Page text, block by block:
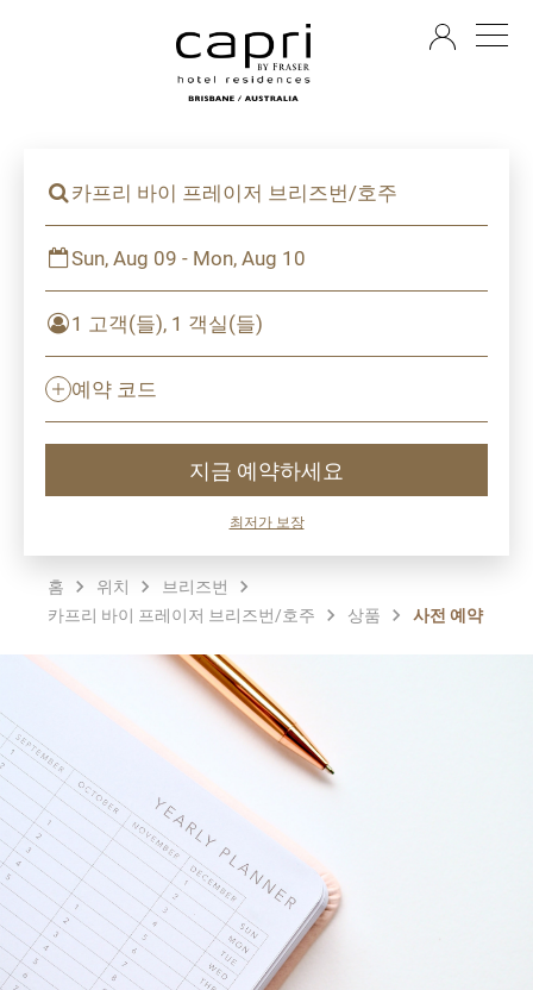
카프리 바이 프레이저 브리즈번/호주
Sun, Aug 09 - Mon, Aug 10
1 고객(들), 1 객실(들)
예약 코드
지금 예약하세요
최저가 보장
홈 위치
브리즈번
카프리 바이 프레이저 브리즈번/호주
상품 사전 예약